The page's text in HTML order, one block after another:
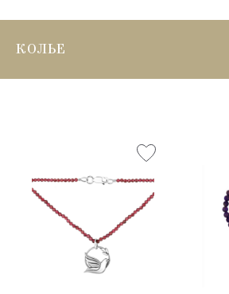
КОЛЬЕ